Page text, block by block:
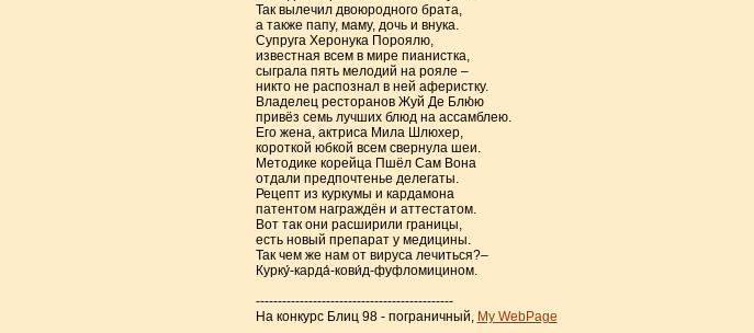
Так вылечил двоюродного брата,
а также папу, маму, дочь и внука.
Супруга Херонука Пороялю,
известная всем в мире пианистка,
сыграла пять мелодий на рояле –
никто не распознал в ней аферистку.
Владелец ресторанов Жуй Де Блю́ю
привёз семь лучших блюд на ассамблею.
Его жена, актриса Мила Шлюхер,
короткой юбкой всем свернула шеи.
Методике корейца Пшёл Сам Вона
отдали предпочтенье делегаты.
Рецепт из куркумы и кардамона
патентом награждён и аттестатом.
Вот так они расширили границы,
есть новый препарат у медицины.
Так чем же нам от вируса лечиться?–
Курку́-карда́-кови́д-фуфломицином.
---------------------------------------------
На конкурс Блиц 98 - пограничный, My WebPage